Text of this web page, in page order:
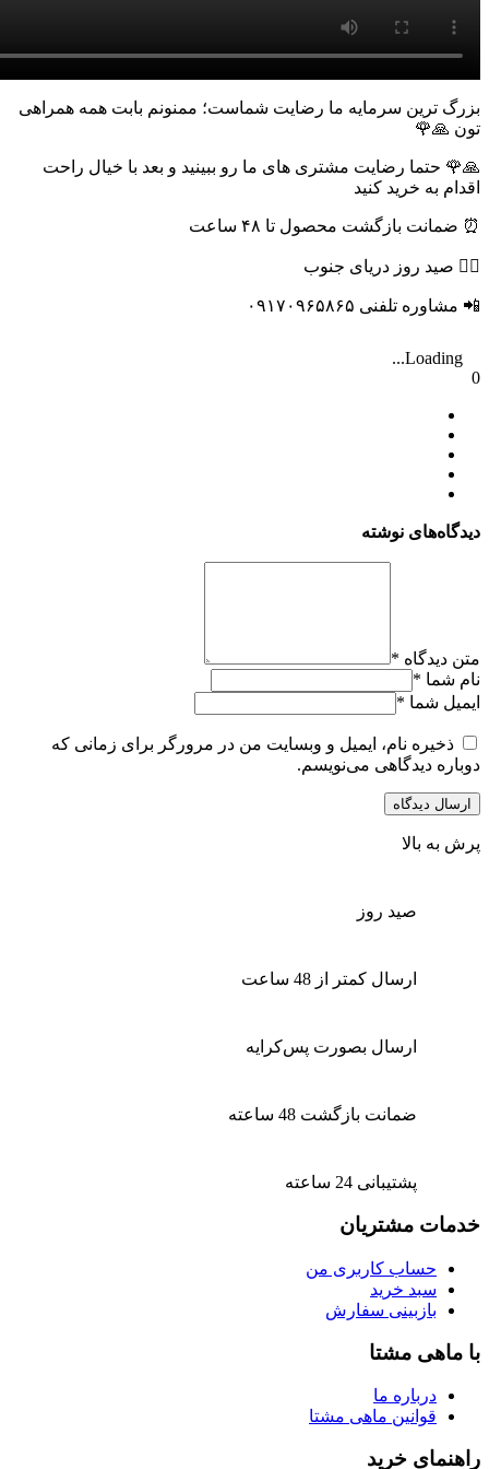
بزرگ ترین سرمایه ما رضایت شماست؛ ممنونم بابت همه همراهی
تون 🙏🌹
🙏🌹 حتما رضایت مشتری های ما رو ببینید و بعد با خیال راحت
اقدام به خرید کنید
⏰ ضمانت بازگشت محصول تا ۴۸ ساعت
🚣‍♂️ صید روز دریای جنوب
📲 مشاوره تلفنی ۰۹۱۷۰۹۶۵۸۶۵
Loading...
0
دیدگاه‌های نوشته
متن دیدگاه *
نام شما *
ایمیل شما *
ذخیره نام، ایمیل و وبسایت من در مرورگر برای زمانی که
دوباره دیدگاهی می‌نویسم.
پرش به بالا
صید روز
ارسال کمتر از 48 ساعت
ارسال بصورت پس‌کرایه
ضمانت بازگشت 48 ساعته
پشتیبانی 24 ساعته
خدمات مشتریان
حساب کاربری من
سبد خرید
بازبینی سفارش
با ماهی مشتا
درباره ما
قوانین ماهی مشتا
راهنمای خرید